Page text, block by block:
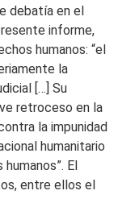
debatía en el
informe,
humanos: “el
la
[…] Su
retroceso en la
la impunidad
humanitario
El
entre ellos el